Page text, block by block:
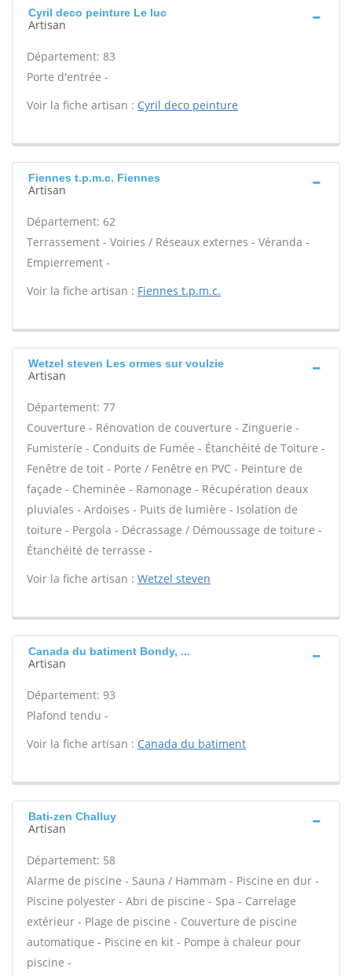
Cyril deco peinture Le luc
Artisan
Département: 83
Porte d'entrée -
Voir la fiche artisan : Cyril deco peinture
Fiennes t.p.m.c. Fiennes
Artisan
Département: 62
Terrassement - Voiries / Réseaux externes - Véranda -
Empierrement -
Voir la fiche artisan : Fiennes t.p.m.c.
Wetzel steven Les ormes sur voulzie
Artisan
Département: 77
Couverture - Rénovation de couverture - Zinguerie -
Fumisterie - Conduits de Fumée - Étanchéité de Toiture -
Fenêtre de toit - Porte / Fenêtre en PVC - Peinture de
façade - Cheminée - Ramonage - Récupération deaux
pluviales - Ardoises - Puits de lumière - Isolation de
toiture - Pergola - Décrassage / Démoussage de toiture -
Étanchéité de terrasse -
Voir la fiche artisan : Wetzel steven
Canada du batiment Bondy, ...
Artisan
Département: 93
Plafond tendu -
Voir la fiche artisan : Canada du batiment
Bati-zen Challuy
Artisan
Département: 58
Alarme de piscine - Sauna / Hammam - Piscine en dur -
Piscine polyester - Abri de piscine - Spa - Carrelage
extérieur - Plage de piscine - Couverture de piscine
automatique - Piscine en kit - Pompe à chaleur pour
piscine -